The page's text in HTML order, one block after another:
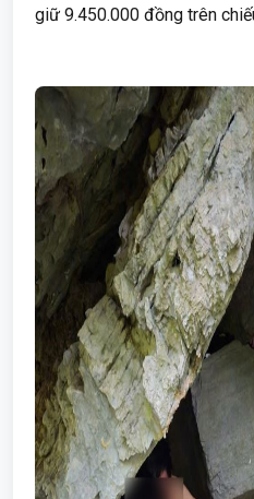
giữ 9.450.000 đồng trên